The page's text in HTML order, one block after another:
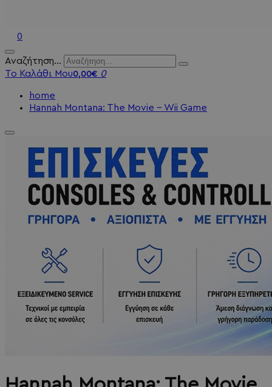
0
Αναζήτηση...
Το Καλάθι Μου0,00€ 0
home
Hannah Montana: The Movie - Wii Game